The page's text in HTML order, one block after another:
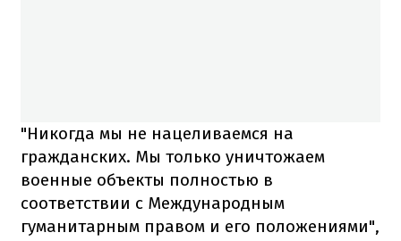
"Никогда мы не нацеливаемся на
гражданских. Мы только уничтожаем
военные объекты полностью в
соответствии с Международным
гуманитарным правом и его положениями",